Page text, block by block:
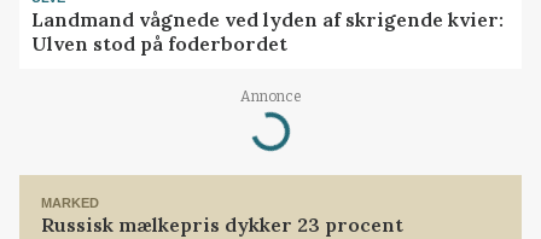
Landmand vågnede ved lyden af skrigende kvier:
Ulven stod på foderbordet
Annonce
Loading...
MARKED
Russisk mælkepris dykker 23 procent